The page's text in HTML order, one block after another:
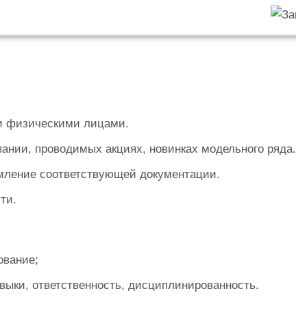
физическими лицами.
проводимых акциях, новинках модельного ряда.
соответствующей документации.
ответственность, дисциплинированность.